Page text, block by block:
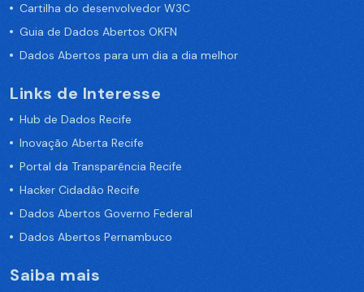
Cartilha do desenvolvedor W3C
Guia de Dados Abertos OKFN
Dados Abertos para um dia a dia melhor
Links de Interesse
Hub de Dados Recife
Inovação Aberta Recife
Portal da Transparência Recife
Hacker Cidadão Recife
Dados Abertos Governo Federal
Dados Abertos Pernambuco
Saiba mais